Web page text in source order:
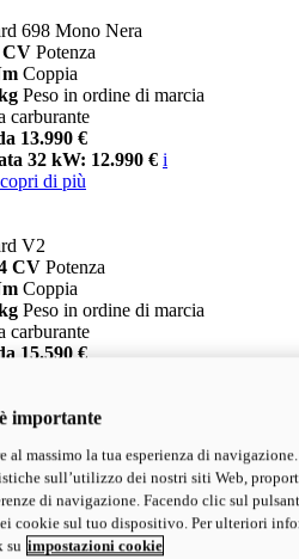
698 Mono Nera
CV Potenza
Coppia
Peso in ordine di marcia
carburante
13.990 €
32 kW: 12.990 € i
di più
V2
CV Potenza
Coppia
Peso in ordine di marcia
carburante
15.590 €
V2 SP
CVPotenza
Coppia
Peso in ordine di marcia
carburante
importante
al massimo la tua esperienza di
sull’utilizzo dei nostri siti Web,
di navigazione. Facendo clic sul
cookie sul tuo dispositivo. Per ulteriori
su impostazioni cookie